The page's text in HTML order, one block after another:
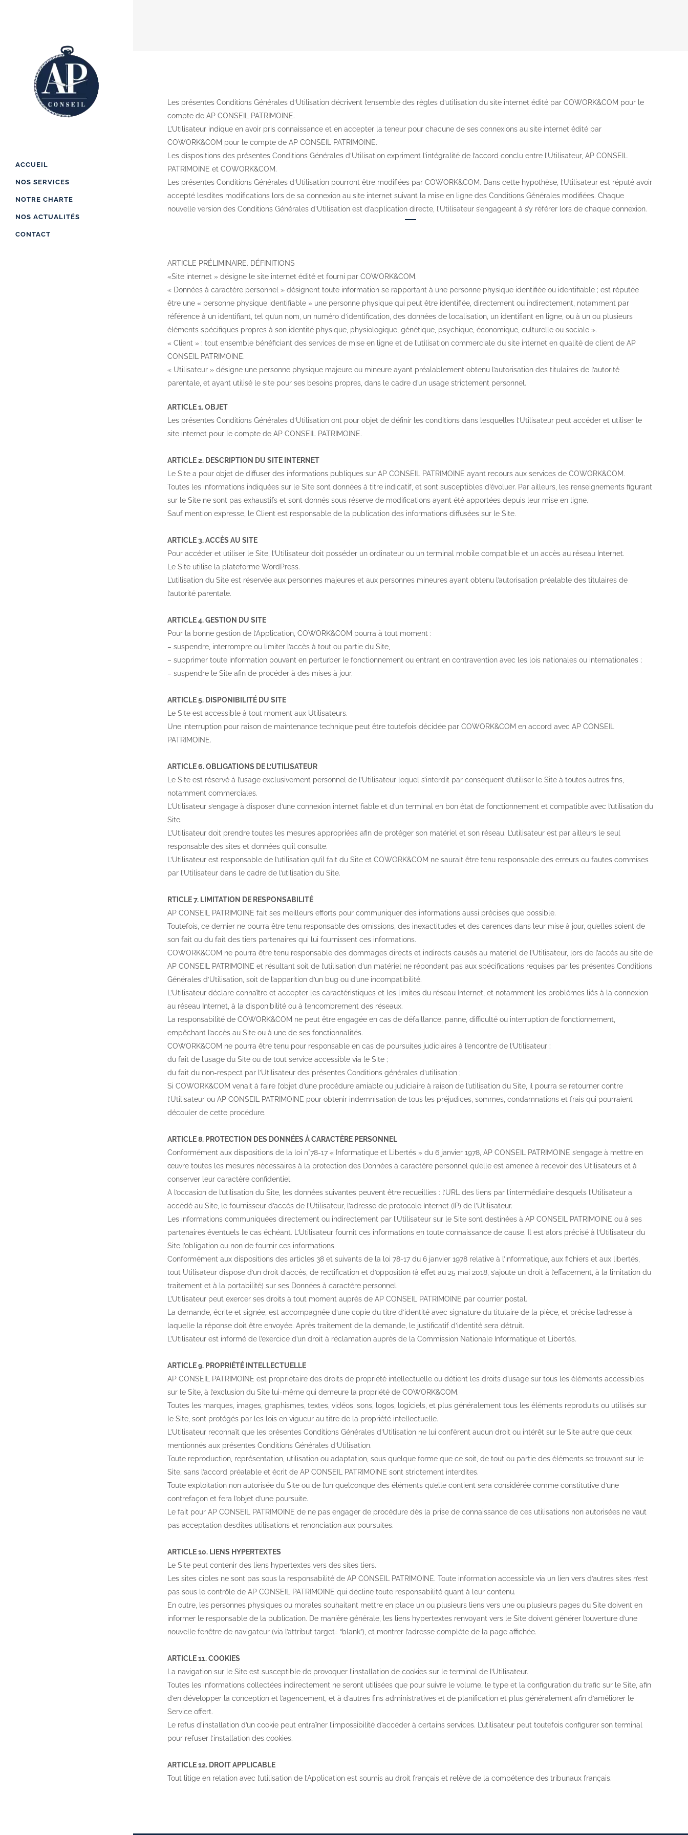
ACCUEIL
NOS SERVICES
NOTRE CHARTE
NOS ACTUALITÉS
CONTACT
Les présentes Conditions Générales d’Utilisation décrivent l’ensemble des règles d’utilisation du site internet édité par COWORK&COM pour le
compte de AP CONSEIL PATRIMOINE.
L’Utilisateur indique en avoir pris connaissance et en accepter la teneur pour chacune de ses connexions au site internet édité par
COWORK&COM pour le compte de AP CONSEIL PATRIMOINE.
Les dispositions des présentes Conditions Générales d’Utilisation expriment l’intégralité de l’accord conclu entre l’Utilisateur, AP CONSEIL
PATRIMOINE et COWORK&COM.
Les présentes Conditions Générales d’Utilisation pourront être modifiées par COWORK&COM. Dans cette hypothèse, l’Utilisateur est réputé avoir
accepté lesdites modifications lors de sa connexion au site internet suivant la mise en ligne des Conditions Générales modifiées. Chaque
nouvelle version des Conditions Générales d’Utilisation est d’application directe, l’Utilisateur s’engageant à s’y référer lors de chaque connexion.
ARTICLE PRÉLIMINAIRE. DÉFINITIONS
«Site internet » désigne le site internet édité et fourni par COWORK&COM.
« Données à caractère personnel » désignent toute information se rapportant à une personne physique identifiée ou identifiable ; est réputée
être une « personne physique identifiable » une personne physique qui peut être identifiée, directement ou indirectement, notamment par
référence à un identifiant, tel qu’un nom, un numéro d’identification, des données de localisation, un identifiant en ligne, ou à un ou plusieurs
éléments spécifiques propres à son identité physique, physiologique, génétique, psychique, économique, culturelle ou sociale ».
« Client » : tout ensemble bénéficiant des services de mise en ligne et de l’utilisation commerciale du site internet en qualité de client de AP
CONSEIL PATRIMOINE.
« Utilisateur » désigne une personne physique majeure ou mineure ayant préalablement obtenu l’autorisation des titulaires de l’autorité
parentale, et ayant utilisé le site pour ses besoins propres, dans le cadre d’un usage strictement personnel.
ARTICLE 1. OBJET
Les présentes Conditions Générales d’Utilisation ont pour objet de définir les conditions dans lesquelles l’Utilisateur peut accéder et utiliser le
site internet pour le compte de AP CONSEIL PATRIMOINE.
ARTICLE 2. DESCRIPTION DU SITE INTERNET
Le Site a pour objet de diffuser des informations publiques sur AP CONSEIL PATRIMOINE ayant recours aux services de COWORK&COM.
Toutes les informations indiquées sur le Site sont données à titre indicatif, et sont susceptibles d’évoluer. Par ailleurs, les renseignements figurant
sur le Site ne sont pas exhaustifs et sont donnés sous réserve de modifications ayant été apportées depuis leur mise en ligne.
Sauf mention expresse, le Client est responsable de la publication des informations diffusées sur le Site.
ARTICLE 3. ACCÈS AU SITE
Pour accéder et utiliser le Site, l’Utilisateur doit posséder un ordinateur ou un terminal mobile compatible et un accès au réseau Internet.
Le Site utilise la plateforme WordPress.
L’utilisation du Site est réservée aux personnes majeures et aux personnes mineures ayant obtenu l’autorisation préalable des titulaires de
l’autorité parentale.
ARTICLE 4. GESTION DU SITE
Pour la bonne gestion de l’Application, COWORK&COM pourra à tout moment :
– suspendre, interrompre ou limiter l’accès à tout ou partie du Site,
– supprimer toute information pouvant en perturber le fonctionnement ou entrant en contravention avec les lois nationales ou internationales ;
– suspendre le Site afin de procéder à des mises à jour.
ARTICLE 5. DISPONIBILITÉ DU SITE
Le Site est accessible à tout moment aux Utilisateurs.
Une interruption pour raison de maintenance technique peut être toutefois décidée par COWORK&COM en accord avec AP CONSEIL
PATRIMOINE.
ARTICLE 6. OBLIGATIONS DE L’UTILISATEUR
Le Site est réservé à l’usage exclusivement personnel de l’Utilisateur lequel s’interdit par conséquent d’utiliser le Site à toutes autres fins,
notamment commerciales.
L’Utilisateur s’engage à disposer d’une connexion internet fiable et d’un terminal en bon état de fonctionnement et compatible avec l’utilisation du
Site.
L’Utilisateur doit prendre toutes les mesures appropriées afin de protéger son matériel et son réseau. L’utilisateur est par ailleurs le seul
responsable des sites et données qu’il consulte.
L’Utilisateur est responsable de l’utilisation qu’il fait du Site et COWORK&COM ne saurait être tenu responsable des erreurs ou fautes commises
par l’Utilisateur dans le cadre de l’utilisation du Site.
RTICLE 7. LIMITATION DE RESPONSABILITÉ
AP CONSEIL PATRIMOINE fait ses meilleurs efforts pour communiquer des informations aussi précises que possible.
Toutefois, ce dernier ne pourra être tenu responsable des omissions, des inexactitudes et des carences dans leur mise à jour, qu’elles soient de
son fait ou du fait des tiers partenaires qui lui fournissent ces informations.
COWORK&COM ne pourra être tenu responsable des dommages directs et indirects causés au matériel de l’Utilisateur, lors de l’accès au site de
AP CONSEIL PATRIMOINE et résultant soit de l’utilisation d’un matériel ne répondant pas aux spécifications requises par les présentes Conditions
Générales d’Utilisation, soit de l’apparition d’un bug ou d’une incompatibilité.
L’Utilisateur déclare connaître et accepter les caractéristiques et les limites du réseau Internet, et notamment les problèmes liés à la connexion
au réseau Internet, à la disponibilité ou à l’encombrement des réseaux.
La responsabilité de COWORK&COM ne peut être engagée en cas de défaillance, panne, difficulté ou interruption de fonctionnement,
empêchant l’accès au Site ou à une de ses fonctionnalités.
COWORK&COM ne pourra être tenu pour responsable en cas de poursuites judiciaires à l’encontre de l’Utilisateur :
du fait de l’usage du Site ou de tout service accessible via le Site ;
du fait du non-respect par l’Utilisateur des présentes Conditions générales d’utilisation ;
Si COWORK&COM venait à faire l’objet d’une procédure amiable ou judiciaire à raison de l’utilisation du Site, il pourra se retourner contre
l’Utilisateur ou AP CONSEIL PATRIMOINE pour obtenir indemnisation de tous les préjudices, sommes, condamnations et frais qui pourraient
découler de cette procédure.
ARTICLE 8. PROTECTION DES DONNÉES À CARACTÈRE PERSONNEL
Conformément aux dispositions de la loi n°78-17 « Informatique et Libertés » du 6 janvier 1978, AP CONSEIL PATRIMOINE s’engage à mettre en
œuvre toutes les mesures nécessaires à la protection des Données à caractère personnel qu’elle est amenée à recevoir des Utilisateurs et à
conserver leur caractère confidentiel.
A l’occasion de l’utilisation du Site, les données suivantes peuvent être recueillies : l’URL des liens par l’intermédiaire desquels l’Utilisateur a
accédé au Site, le fournisseur d’accès de l’Utilisateur, l’adresse de protocole Internet (IP) de l’Utilisateur.
Les informations communiquées directement ou indirectement par l’Utilisateur sur le Site sont destinées à AP CONSEIL PATRIMOINE ou à ses
partenaires éventuels le cas échéant. L’Utilisateur fournit ces informations en toute connaissance de cause. Il est alors précisé à l’Utilisateur du
Site l’obligation ou non de fournir ces informations.
Conformément aux dispositions des articles 38 et suivants de la loi 78-17 du 6 janvier 1978 relative à l’informatique, aux fichiers et aux libertés,
tout Utilisateur dispose d’un droit d’accès, de rectification et d’opposition (à effet au 25 mai 2018, s’ajoute un droit à l’effacement, à la limitation du
traitement et à la portabilité) sur ses Données à caractère personnel.
L’Utilisateur peut exercer ses droits à tout moment auprès de AP CONSEIL PATRIMOINE par courrier postal.
La demande, écrite et signée, est accompagnée d’une copie du titre d’identité avec signature du titulaire de la pièce, et précise l’adresse à
laquelle la réponse doit être envoyée. Après traitement de la demande, le justificatif d’identité sera détruit.
L’Utilisateur est informé de l’exercice d’un droit à réclamation auprès de la Commission Nationale Informatique et Libertés.
ARTICLE 9. PROPRIÉTÉ INTELLECTUELLE
AP CONSEIL PATRIMOINE est propriétaire des droits de propriété intellectuelle ou détient les droits d’usage sur tous les éléments accessibles
sur le Site, à l’exclusion du Site lui-même qui demeure la propriété de COWORK&COM.
Toutes les marques, images, graphismes, textes, vidéos, sons, logos, logiciels, et plus généralement tous les éléments reproduits ou utilisés sur
le Site, sont protégés par les lois en vigueur au titre de la propriété intellectuelle.
L’Utilisateur reconnaît que les présentes Conditions Générales d’Utilisation ne lui confèrent aucun droit ou intérêt sur le Site autre que ceux
mentionnés aux présentes Conditions Générales d’Utilisation.
Toute reproduction, représentation, utilisation ou adaptation, sous quelque forme que ce soit, de tout ou partie des éléments se trouvant sur le
Site, sans l’accord préalable et écrit de AP CONSEIL PATRIMOINE sont strictement interdites.
Toute exploitation non autorisée du Site ou de l’un quelconque des éléments qu’elle contient sera considérée comme constitutive d’une
contrefaçon et fera l’objet d’une poursuite.
Le fait pour AP CONSEIL PATRIMOINE de ne pas engager de procédure dès la prise de connaissance de ces utilisations non autorisées ne vaut
pas acceptation desdites utilisations et renonciation aux poursuites.
ARTICLE 10. LIENS HYPERTEXTES
Le Site peut contenir des liens hypertextes vers des sites tiers.
Les sites cibles ne sont pas sous la responsabilité de AP CONSEIL PATRIMOINE. Toute information accessible via un lien vers d’autres sites n’est
pas sous le contrôle de AP CONSEIL PATRIMOINE qui décline toute responsabilité quant à leur contenu.
En outre, les personnes physiques ou morales souhaitant mettre en place un ou plusieurs liens vers une ou plusieurs pages du Site doivent en
informer le responsable de la publication. De manière générale, les liens hypertextes renvoyant vers le Site doivent générer l’ouverture d’une
nouvelle fenêtre de navigateur (via l’attribut target= “blank”), et montrer l’adresse complète de la page affichée.
ARTICLE 11. COOKIES
La navigation sur le Site est susceptible de provoquer l’installation de cookies sur le terminal de l’Utilisateur.
Toutes les informations collectées indirectement ne seront utilisées que pour suivre le volume, le type et la configuration du trafic sur le Site, afin
d’en développer la conception et l’agencement, et à d’autres fins administratives et de planification et plus généralement afin d’améliorer le
Service offert.
Le refus d’installation d’un cookie peut entraîner l’impossibilité d’accéder à certains services. L’utilisateur peut toutefois configurer son terminal
pour refuser l’installation des cookies.
ARTICLE 12. DROIT APPLICABLE
Tout litige en relation avec l’utilisation de l’Application est soumis au droit français et relève de la compétence des tribunaux français.